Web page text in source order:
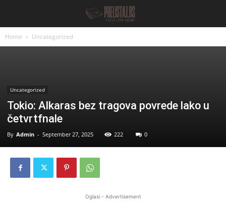
Home Uncategorized
Uncategorized
Tokio: Alkaras bez tragova povrede lako u
četvrtfnale
By Admin - September 27, 2025 222 0
Oglasi - Advertisement